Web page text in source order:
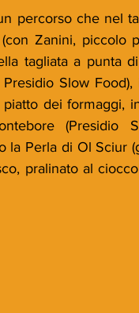
percorso che nel
Zanini, piccolo
tagliata a punta
Slow
dei formaggi,
(Presidio
la Perla di Ol Sciur
pralinato al